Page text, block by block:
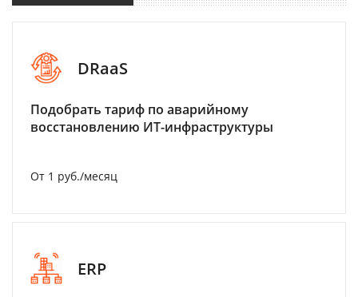
DRaaS
Подобрать тариф по аварийному
восстановлению ИТ-инфраструктуры
От 1 руб./месяц
ERP